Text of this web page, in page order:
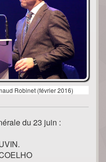
Robinet (février 2016)
du 23 juin :